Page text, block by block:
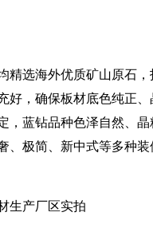
精选海外优质矿山原石，
好，确保板材底色纯正、
，蓝钻品种色泽自然、晶
、极简、新中式等多种装
生产厂区实拍